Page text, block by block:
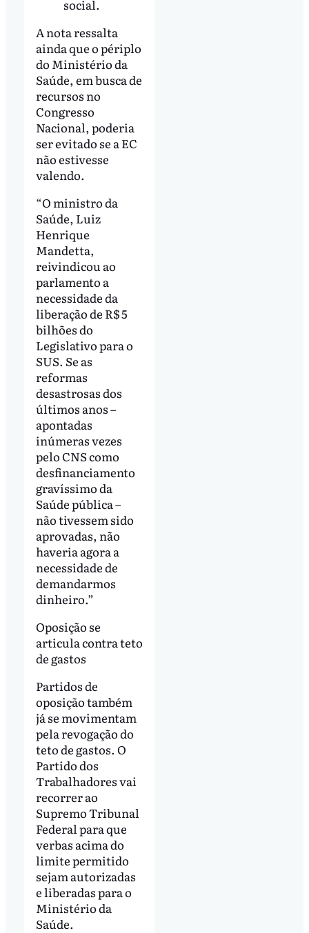
social.
A nota ressalta
ainda que o périplo
do Ministério da
Saúde, em busca de
recursos no
Congresso
Nacional, poderia
ser evitado se a EC
não estivesse
valendo.
“O ministro da
Saúde, Luiz
Henrique
Mandetta,
reivindicou ao
parlamento a
necessidade da
liberação de R$ 5
bilhões do
Legislativo para o
SUS. Se as
reformas
desastrosas dos
últimos anos –
apontadas
inúmeras vezes
pelo CNS como
desfinanciamento
gravíssimo da
Saúde pública –
não tivessem sido
aprovadas, não
haveria agora a
necessidade de
demandarmos
dinheiro.”
Oposição se
articula contra teto
de gastos
Partidos de
oposição também
já se movimentam
pela revogação do
teto de gastos. O
Partido dos
Trabalhadores vai
recorrer ao
Supremo Tribunal
Federal para que
verbas acima do
limite permitido
sejam autorizadas
e liberadas para o
Ministério da
Saúde.